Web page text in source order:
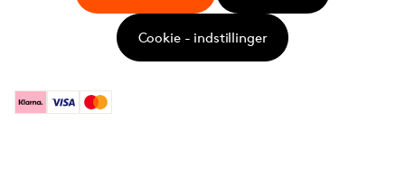
KlarnaVisa Mastercard
Cookie - indstillinger